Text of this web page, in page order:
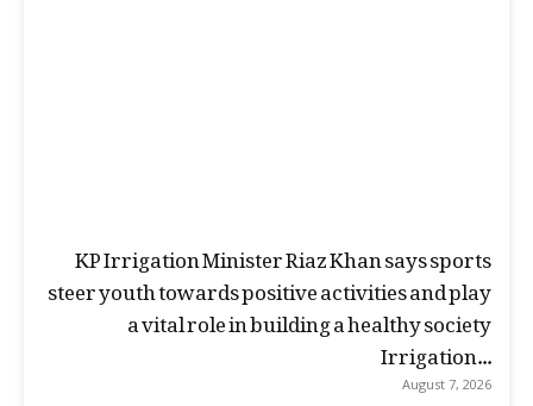
KP Irrigation Minister Riaz Khan says sports
steer youth towards positive activities and play
a vital role in building a healthy society
Irrigation...
August 7, 2026